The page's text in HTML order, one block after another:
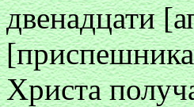
двенадцати
Христа